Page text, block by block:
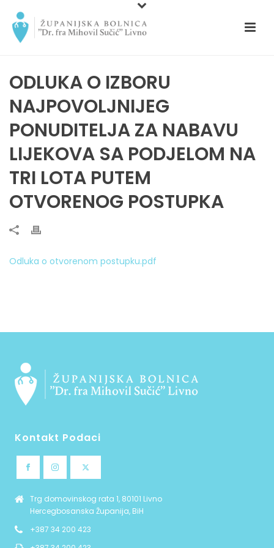
ODLUKA O IZBORU
NAJPOVOLJNIJEG
PONUDITELJA ZA NABAVU
LIJEKOVA SA PODJELOM NA
TRI LOTA PUTEM
OTVORENOG POSTUPKA
Odluka o otvorenom postupku.pdf
Kontakt Podaci
Trg domovinskog rata 1, 80101 Livno
Hercegbosanska Županija, BiH
+387 34 200 423